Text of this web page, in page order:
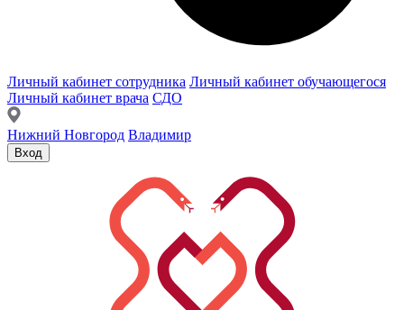
Личный кабинет сотрудника Личный кабинет обучающегося
Личный кабинет врача СДО
Нижний Новгород Владимир
Вход